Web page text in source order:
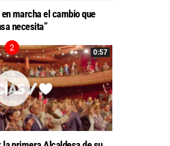
en marcha el cambio que
necesita”
0:57